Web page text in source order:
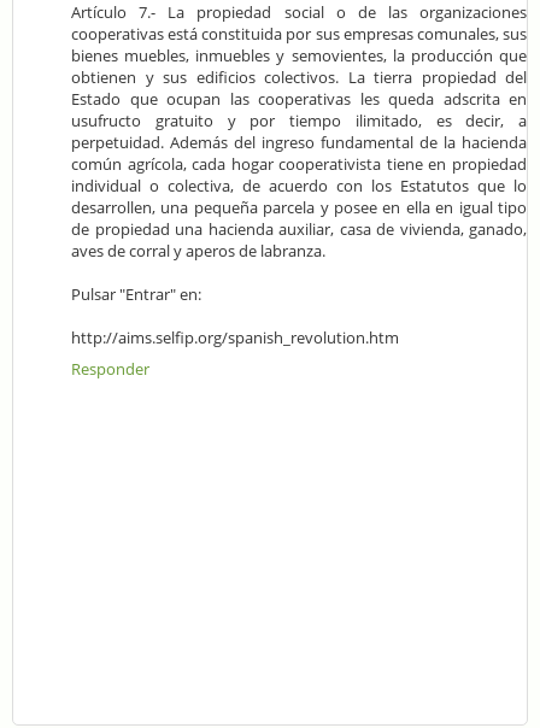
Artículo 7.- La propiedad social o de las organizaciones
cooperativas está constituida por sus empresas comunales, sus
bienes muebles, inmuebles y semovientes, la producción que
obtienen y sus edificios colectivos. La tierra propiedad del
Estado que ocupan las cooperativas les queda adscrita en
usufructo gratuito y por tiempo ilimitado, es decir, a
perpetuidad. Además del ingreso fundamental de la hacienda
común agrícola, cada hogar cooperativista tiene en propiedad
individual o colectiva, de acuerdo con los Estatutos que lo
desarrollen, una pequeña parcela y posee en ella en igual tipo
de propiedad una hacienda auxiliar, casa de vivienda, ganado,
aves de corral y aperos de labranza.
Pulsar "Entrar" en:
http://aims.selfip.org/spanish_revolution.htm
Responder